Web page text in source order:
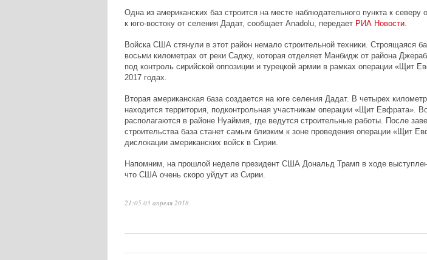
Одна из американских баз строится на месте наблюдательного пункта к северу
к юго-востоку от селения Дадат, сообщает Anadolu, передает РИА Новости.
Войска США стянули в этот район немало строительной техники. Строящаяся
восьми километрах от реки Саджу, которая отделяет Манбидж от района
под контроль сирийской оппозиции и турецкой армии в рамках операции «Щит
2017 годах.
Вторая американская база создается на юге селения Дадат. В четырех
находится территория, подконтрольная участникам операции «Щит Евфрата».
располагаются в районе Нуаймия, где ведутся строительные работы. После
строительства база станет самым близким к зоне проведения операции «Щит
дислокации американских войск в Сирии.
Напомним, на прошлой неделе президент США Дональд Трамп в ходе
что США очень скоро уйдут из Сирии.
21:05 03 апреля 2018